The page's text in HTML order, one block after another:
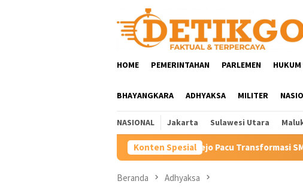
HOME PEMERINTAHAN PARLEMEN
BHAYANGKARA ADHYAKSA MILITER
NASIONAL Jakarta Sulawesi Utara
Konten Spesial
Hartini Ngadiorejo Pacu Transformasi SMKN 1 Langowan, Perkuat
Beranda Adhyaksa